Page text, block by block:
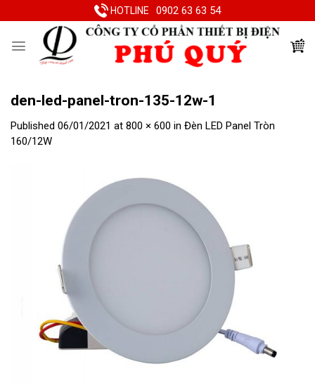
to
HOTLINE 0902 63 63 54
den-led-panel-tron-135-12w-1
Published 06/01/2021 at 800 × 600 in Đèn LED Panel Tròn
160/12W